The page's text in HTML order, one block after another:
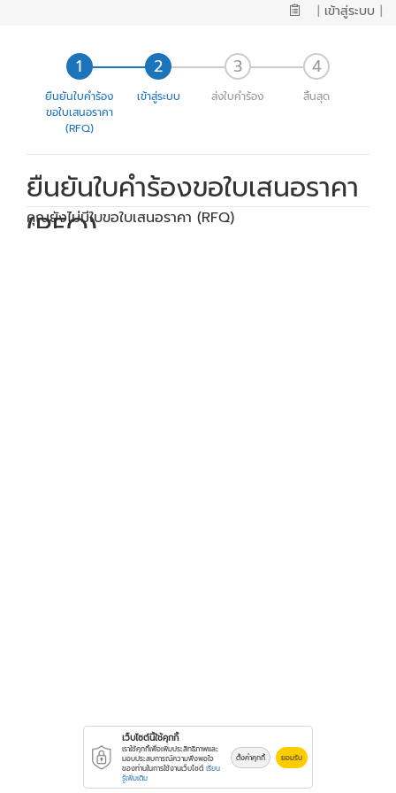
| เข้าสู่ระบบ |
ยืนยันใบคำร้อง
ขอใบเสนอราคา
(RFQ)
เข้าสู่ระบบ ส่งใบคำร้อง สิ้นสุด
ยืนยันใบคำร้องขอใบเสนอราคา
(RFQ)
คุณยังไม่มีใบขอใบเสนอราคา (RFQ)
เว็บไซต์นี้ใช้คุกกี้
เราใช้คุกกี้เพื่อเพิ่มประสิทธิภาพและ
มอบประสบการณ์ความพึงพอใจ
ของท่านในการใช้งานเว็บไซต์ เรียน
รู้เพิ่มเติม
ตั้งค่าคุกกี้ ยอมรับ